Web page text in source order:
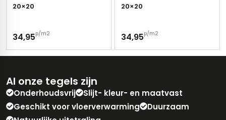
20×20
34,95p/m2
20×20
34,95p/m2
Al onze tegels zijn
Onderhoudsvrij
Slijt- kleur- en maatvast
Geschikt voor vloerverwarming
Duurzaam